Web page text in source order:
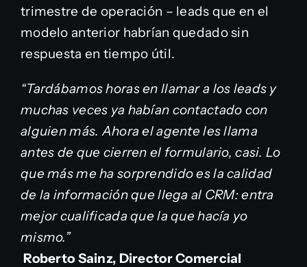
trimestre de operación – leads que en el
modelo anterior habrían quedado sin
respuesta en tiempo útil.
“Tardábamos horas en llamar a los leads y
muchas veces ya habían contactado con
alguien más. Ahora el agente les llama
antes de que cierren el formulario, casi. Lo
que más me ha sorprendido es la calidad
de la información que llega al CRM: entra
mejor cualificada que la que hacía yo
mismo.”
Roberto Sainz, Director Comercial